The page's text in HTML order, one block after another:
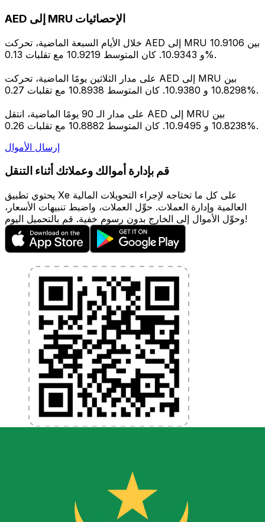
AED إلى MRU الإحصائيات
خلال الأيام السبعة الماضية، تحركت AED إلى MRU بين 10.9106
و 10.9343. كان المتوسط 10.9219 مع تقلبات 0.13%.
على مدار الثلاثين يومًا الماضية، تحركت AED إلى MRU بين
10.8298 و 10.9380. كان المتوسط 10.8938 مع تقلبات 0.27%.
على مدار الـ 90 يومًا الماضية، انتقل AED إلى MRU بين
10.8238 و 10.9495. كان المتوسط 10.8882 مع تقلبات 0.26%.
إرسال الأموال
قم بإدارة أموالك وعملاتك أثناء التنقل
يحتوي تطبيق Xe على كل ما تحتاجه لإجراء التحويلات المالية
العالمية وإدارة العملات. حوِّل العملات، واضبط تنبيهات الأسعار،
وحوِّل الأموال إلى الخارج بدون رسوم خفية. قم بالتحميل اليوم!